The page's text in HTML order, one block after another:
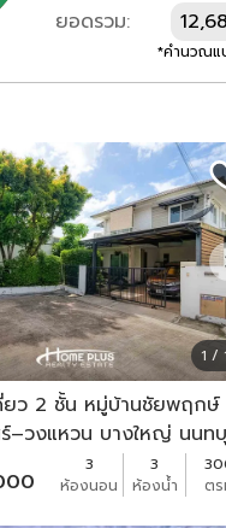
ยอดรวม:
*คำนวณ
1 /
ยว 2 ชั้น หมู่บ้านชัยพฤกษ์
ร์–วงแหวน บางใหญ่ นนท
ม พร้อมอยู่ ใกล้รถไฟฟ้าสา
3
ห้องนอน
3
ห้องน้ำ
ตร